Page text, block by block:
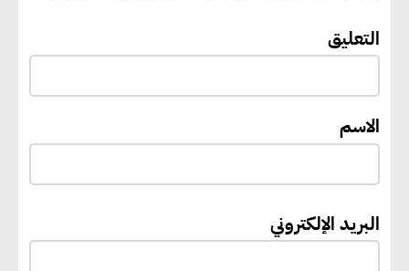
التعليق
الاسم
البريد الإلكتروني
بالوقود منخفض الكربون
لمدينتي المنيا ويوسف الصديق
النمو الحضري